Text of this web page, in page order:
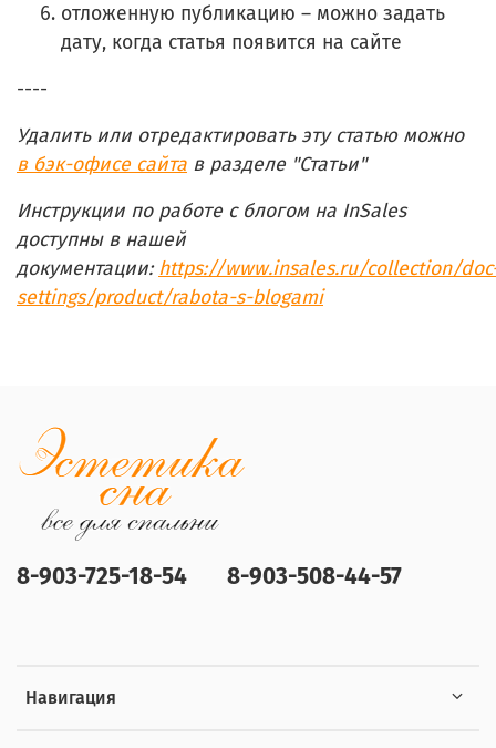
отложенную публикацию – можно задать
дату, когда статья появится на сайте
----
Удалить или отредактировать эту статью можно
в бэк-офисе сайта в разделе "Статьи"
Инструкции по работе с блогом на InSales
доступны в нашей
документации:https://www.insales.ru/collection/
settings/product/rabota-s-blogami
Навигация
8-903-725-18-54 8-903-508-44-57